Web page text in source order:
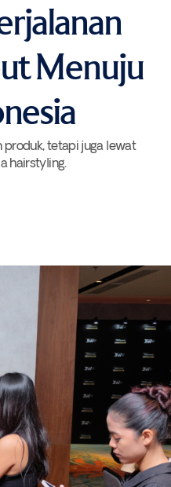
Menuju
produk, tetapi juga lewat
hairstyling.